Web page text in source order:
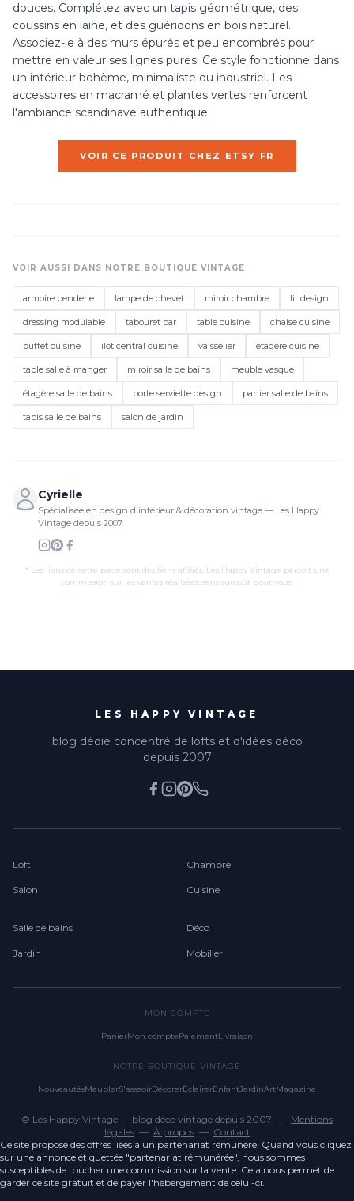
douces. Complétez avec un tapis géométrique, des
coussins en laine, et des guéridons en bois naturel.
Associez-le à des murs épurés et peu encombrés pour
mettre en valeur ses lignes pures. Ce style fonctionne dans
un intérieur bohème, minimaliste ou industriel. Les
accessoires en macramé et plantes vertes renforcent
l'ambiance scandinave authentique.
VOIR CE PRODUIT CHEZ ETSY FR
VOIR AUSSI DANS NOTRE BOUTIQUE VINTAGE
armoire penderie lampe de chevet miroir chambre lit design
dressing modulable tabouret bar table cuisine chaise cuisine
buffet cuisine îlot central cuisine vaisselier étagère cuisine
table salle à manger miroir salle de bains meuble vasque
étagère salle de bains porte serviette design panier salle de bains
tapis salle de bains salon de jardin
Cyrielle
Spécialisée en design d'intérieur & décoration vintage — Les Happy
Vintage depuis 2007
* Les liens de cette page sont des liens affiliés. Les Happy Vintage perçoit une
commission sur les ventes réalisées, sans surcoût pour vous.
LES HAPPY VINTAGE
blog dédié concentré de lofts et d'idées déco
depuis 2007
Loft
Salon
Chambre
Cuisine
Salle de bains
Jardin
Déco
Mobilier
MON COMPTE
PanierMon comptePaiementLivraison
NOTRE BOUTIQUE VINTAGE
NouveautésMeublerS'asseoirDécorerÉclairerEnfantJardinArtMagazine
© Les Happy Vintage — blog déco vintage depuis 2007 — Mentions
légales— À propos— Contact
Ce site propose des offres liées à un partenariat rémunéré. Quand vous cliquez
sur une annonce étiquettée "partenariat rémunérée", nous sommes
susceptibles de toucher une commission sur la vente. Cela nous permet de
garder ce site gratuit et de payer l'hébergement de celui-ci.